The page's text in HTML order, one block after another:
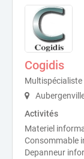
Cogidis
Activités
Materiel
Consommable
Depanneur